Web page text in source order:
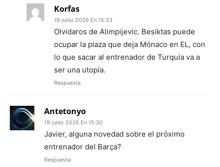
Korfas
19 junio 2026 En 15:33
Olvidaros de Alimpijevic. Besiktas puede
ocupar la plaza que deja Mónaco en EL, con
lo que sacar al entrenador de Turquía va a
ser una utopía.
Respuesta
Antetonyo
19 junio 2026 En 15:30
Javier, alguna novedad sobre el próximo
entrenador del Barça?
Respuesta